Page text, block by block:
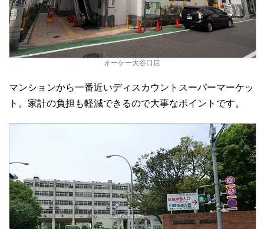
オーケー大谷口店
マンションから一番近いディスカウントスーパーマーケッ
ト。家計の負担も軽減できるので大事なポイントです。